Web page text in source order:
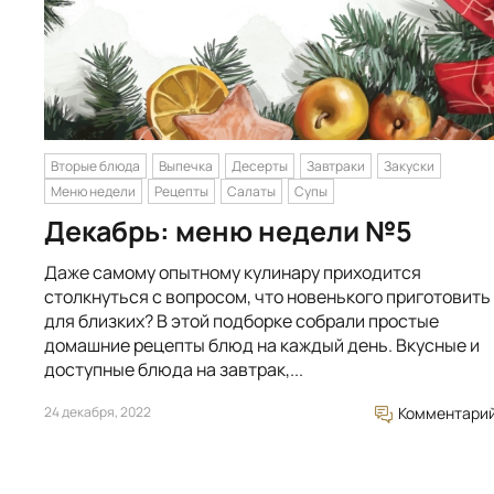
Вторые блюда Выпечка Десерты Завтраки
Закуски
Меню недели
Рецепты Салаты Супы
Декабрь: меню недели №5
Даже самому опытному кулинару приходится
столкнуться с вопросом, что новенького приготовить
для близких? В этой подборке собрали простые
домашние рецепты блюд на каждый день. Вкусные и
доступные блюда на завтрак,...
24 декабря, 2022